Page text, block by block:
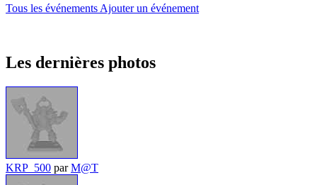
Tous les événements Ajouter un événement
Les dernières photos
KRP_500 parM@T